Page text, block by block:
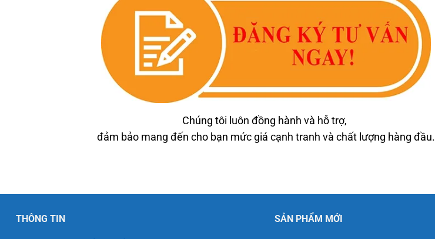
Chúng tôi luôn đồng hành và hỗ trợ,
đảm bảo mang đến cho bạn mức giá cạnh tranh và chất lượng hàng đầu.
THÔNG TIN SẢN PHẨM MỚI